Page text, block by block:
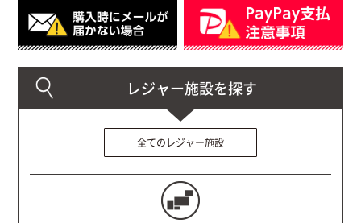
全てのレジャー施設